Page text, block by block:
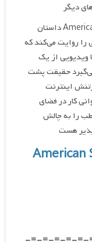
دیگر
فیلم American Sweatshop (۲۰۲۵) داستان
را روایت می‌کند که
ویدیویی از یک
حقیقت پشت
اینترنت
کار در فضای
را به چالش